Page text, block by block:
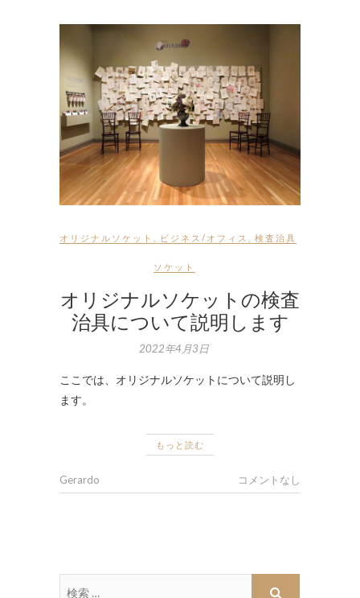
オリジナルソケット ビジネス/オフィス 検査治具
ソケット
オリジナルソケットの検査
治具について説明します
2022年4月3日
ここでは、オリジナルソケットについて説明し
ます。
もっと読む
Gerardo コメントなし